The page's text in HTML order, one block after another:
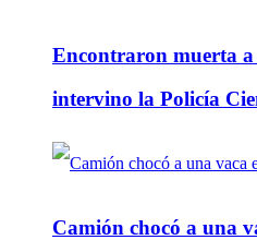
Encontraron muerta a
intervino la Policía
Camión chocó a una